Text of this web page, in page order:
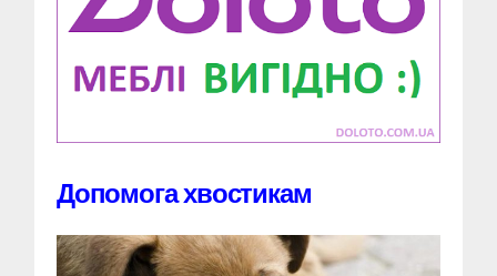
Допомога хвостикам